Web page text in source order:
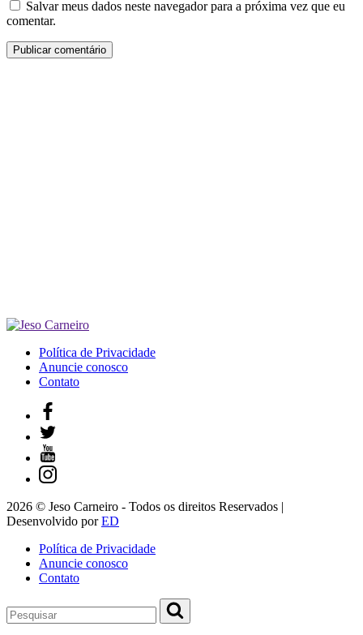
Salvar meus dados neste navegador para a próxima vez que eu
comentar.
Política de Privacidade
Anuncie conosco
Contato
2026 © Jeso Carneiro - Todos os direitos Reservados |
Desenvolvido porED
Política de Privacidade
Anuncie conosco
Contato